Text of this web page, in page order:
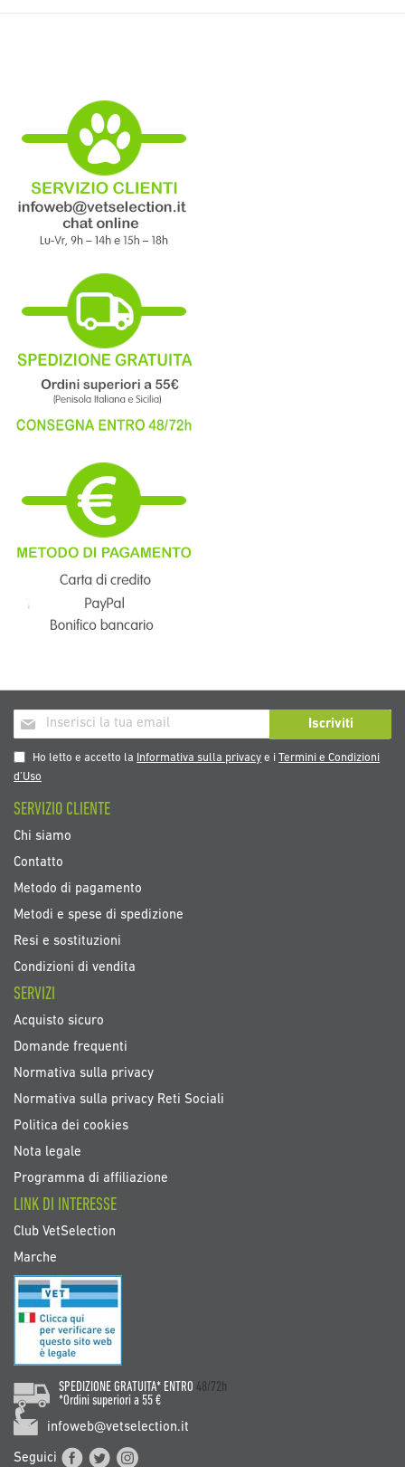
Iscriviti
alla
nostra
Newsletter:
Iscriviti
Ho letto e accetto la Informativa sulla privacy e iTermini e Condizioni
d’Uso
SERVIZIO CLIENTE
Chi siamo
Contatto
Metodo di pagamento
Metodi e spese di spedizione
Resi e sostituzioni
Condizioni di vendita
SERVIZI
Acquisto sicuro
Domande frequenti
Normativa sulla privacy
Normativa sulla privacy Reti Sociali
Politica dei cookies
Nota legale
Programma di affiliazione
LINK DI INTERESSE
Club VetSelection
Marche
SPEDIZIONE GRATUITA* ENTRO 48/72h
*Ordini superiori a 55 €
infoweb@vetselection.it
Seguici